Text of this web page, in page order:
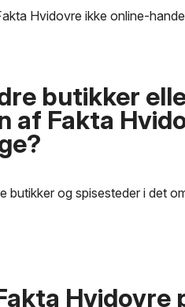
Hvidovre ikke online-
butikker
af Fakta
butikker og spisesteder i det
Hvidovre